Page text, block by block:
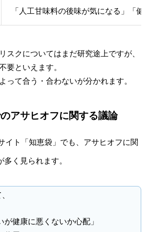
「人工甘味料の後味が気になる」「健
スクについてはまだ研究途上ですが、
要といえます。
って合う・合わないが分かれます。
のアサヒオフに関する議論
イト「知恵袋」でも、アサヒオフに関
く見られます。
が健康に悪くないか心配」